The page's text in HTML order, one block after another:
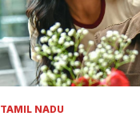
TAMIL NADU